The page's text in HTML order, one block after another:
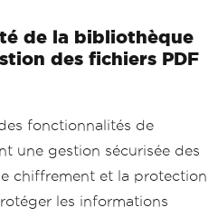
de la bibliothèque
des fichiers PDF
fonctionnalités de
une gestion sécurisée des
chiffrement et la protection
les informations